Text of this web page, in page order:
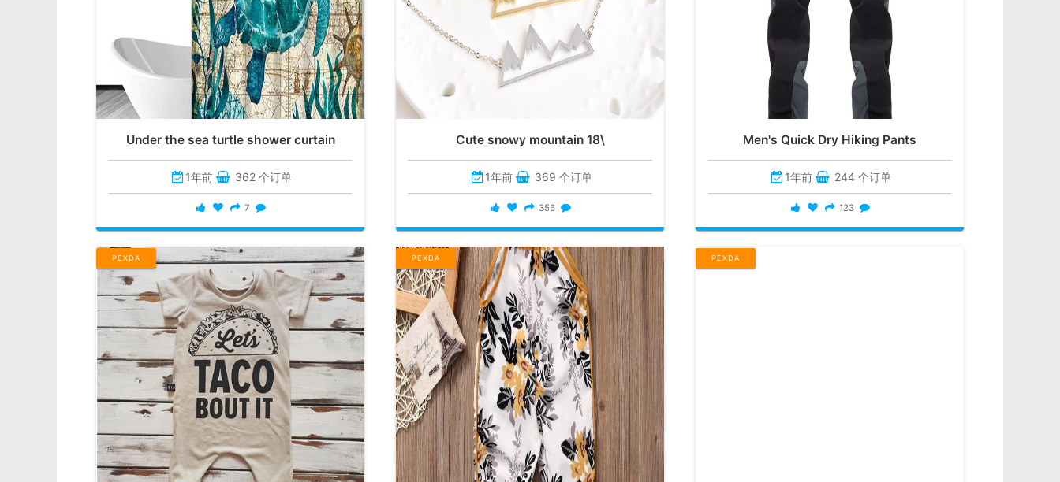
Under the sea turtle shower curtain
1年前 362 个订单
7
Cute snowy mountain 18\
1年前 369 个订单
356
Men's Quick Dry Hiking Pants
1年前 244 个订单
123
PEXDA PEXDA PEXDA